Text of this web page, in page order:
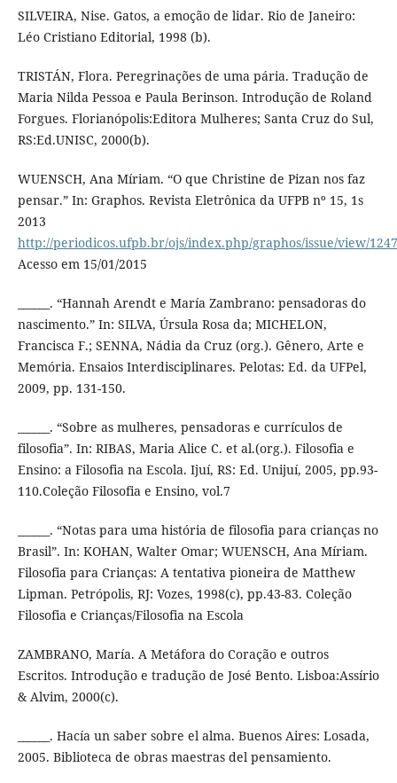
SILVEIRA, Nise. Gatos, a emoção de lidar. Rio de Janeiro:
Léo Cristiano Editorial, 1998 (b).
TRISTÁN, Flora. Peregrinações de uma pária. Tradução de
Maria Nilda Pessoa e Paula Berinson. Introdução de Roland
Forgues. Florianópolis:Editora Mulheres; Santa Cruz do Sul,
RS:Ed.UNISC, 2000(b).
WUENSCH, Ana Míriam. “O que Christine de Pizan nos faz
pensar.” In: Graphos. Revista Eletrônica da UFPB nº 15, 1s
2013
http://periodicos.ufpb.br/ojs/index.php/graphos/issue/view/
Acesso em 15/01/2015
______. “Hannah Arendt e María Zambrano: pensadoras do
nascimento.” In: SILVA, Úrsula Rosa da; MICHELON,
Francisca F.; SENNA, Nádia da Cruz (org.). Gênero, Arte e
Memória. Ensaios Interdisciplinares. Pelotas: Ed. da UFPel,
2009, pp. 131-150.
______. “Sobre as mulheres, pensadoras e currículos de
filosofia”. In: RIBAS, Maria Alice C. et al.(org.). Filosofia e
Ensino: a Filosofia na Escola. Ijuí, RS: Ed. Unijuí, 2005, pp.93-
110.Coleção Filosofia e Ensino, vol.7
______. “Notas para uma história de filosofia para crianças no
Brasil”. In: KOHAN, Walter Omar; WUENSCH, Ana Míriam.
Filosofia para Crianças: A tentativa pioneira de Matthew
Lipman. Petrópolis, RJ: Vozes, 1998(c), pp.43-83. Coleção
Filosofia e Crianças/Filosofia na Escola
ZAMBRANO, María. A Metáfora do Coração e outros
Escritos. Introdução e tradução de José Bento. Lisboa:Assírio
& Alvim, 2000(c).
______. Hacía un saber sobre el alma. Buenos Aires: Losada,
2005. Biblioteca de obras maestras del pensamiento.